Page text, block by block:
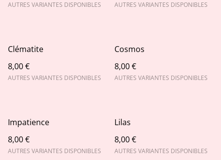
AUTRES VARIANTES DISPONIBLES AUTRES VARIANTES DISPONIBLES
Clématite
8,00 €
AUTRES VARIANTES DISPONIBLES
Cosmos
8,00 €
AUTRES VARIANTES DISPONIBLES
Impatience
8,00 €
AUTRES VARIANTES DISPONIBLES
Lilas
8,00 €
AUTRES VARIANTES DISPONIBLES